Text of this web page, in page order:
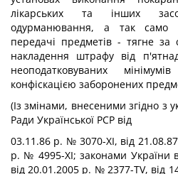
лікарських та інших
одурманювання, а так само
передачі предметів - тягне
накладення штрафу від
неоподатковуваних
конфіскацією заборонених
(Із змінами, внесеними згідно з
Ради Української PCP від
03.11.86 p. № 3070-ХІ, від
p. № 4995-ХІ; законами України
від 20.01.2005 p. № 2377-TV, від